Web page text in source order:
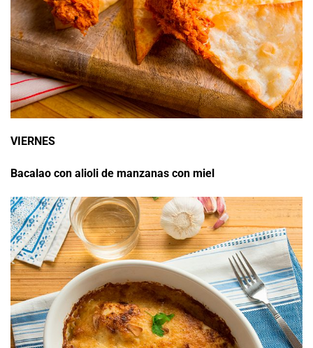
VIERNES
Bacalao con alioli de manzanas con miel